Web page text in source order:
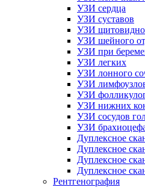
УЗИ сердца
УЗИ суставов
УЗИ
УЗИ шейного
УЗИ при
УЗИ легких
УЗИ лонного
УЗИ
УЗИ
УЗИ нижних
УЗИ сосудов
УЗИ
Дуплексное
Дуплексное
Дуплексное
Дуплексное
Рентгенография